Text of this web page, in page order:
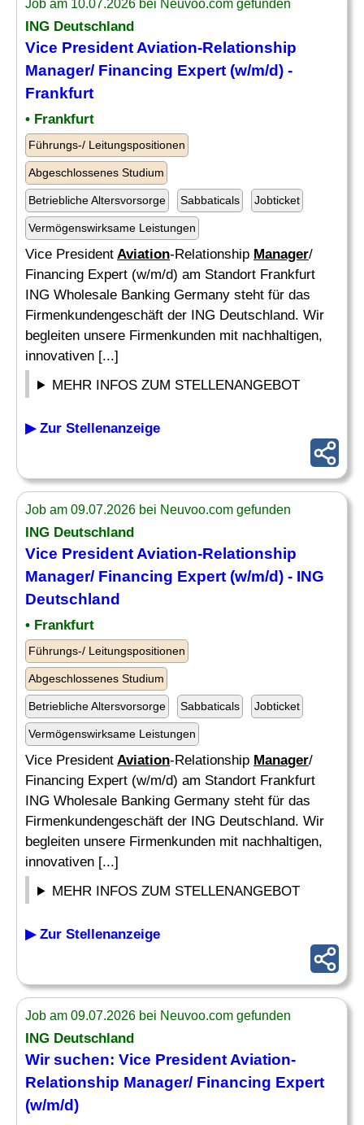
Job am 10.07.2026 bei Neuvoo.com gefunden
ING Deutschland
Vice President Aviation-Relationship
Manager/ Financing Expert (w/m/d) -
Frankfurt
• Frankfurt
Führungs-/ Leitungspositionen
Abgeschlossenes Studium
Betriebliche Altersvorsorge Sabbaticals Jobticket
Vermögenswirksame Leistungen
Vice President Aviation-Relationship Manager/
Financing Expert (w/m/d) am Standort Frankfurt
ING Wholesale Banking Germany steht für das
Firmenkundengeschäft der ING Deutschland. Wir
begleiten unsere Firmenkunden mit nachhaltigen,
innovativen [...]
MEHR INFOS ZUM STELLENANGEBOT
▶ Zur Stellenanzeige
Job am 09.07.2026 bei Neuvoo.com gefunden
ING Deutschland
Vice President Aviation-Relationship
Manager/ Financing Expert (w/m/d) - ING
Deutschland
• Frankfurt
Führungs-/ Leitungspositionen
Abgeschlossenes Studium
Betriebliche Altersvorsorge Sabbaticals Jobticket
Vermögenswirksame Leistungen
Vice President Aviation-Relationship Manager/
Financing Expert (w/m/d) am Standort Frankfurt
ING Wholesale Banking Germany steht für das
Firmenkundengeschäft der ING Deutschland. Wir
begleiten unsere Firmenkunden mit nachhaltigen,
innovativen [...]
MEHR INFOS ZUM STELLENANGEBOT
▶ Zur Stellenanzeige
Job am 09.07.2026 bei Neuvoo.com gefunden
ING Deutschland
Wir suchen: Vice President Aviation-
Relationship Manager/ Financing Expert
(w/m/d)